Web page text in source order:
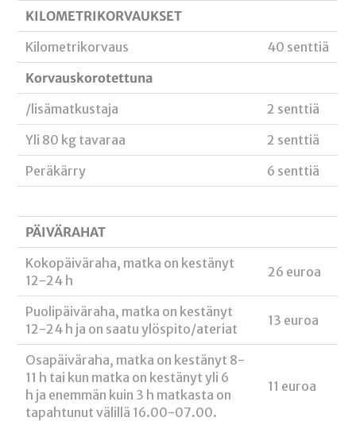
KILOMETRIKORVAUKSET
Kilometrikorvaus
40 senttiä
Korvauskorotettuna
/lisämatkustaja
2 senttiä
Yli 80 kg tavaraa
2 senttiä
Peräkärry
6 senttiä
PÄIVÄRAHAT
Kokopäiväraha, matka on kestänyt
12-24 h
26 euroa
Puolipäiväraha, matka on kestänyt
12-24 h ja on saatu ylöspito/ateriat
13 euroa
Osapäiväraha, matka on kestänyt 8-
11 h tai kun matka on kestänyt yli 6
h ja enemmän kuin 3 h matkasta on
tapahtunut välillä 16.00-07.00.
11 euroa